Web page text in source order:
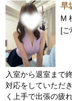
早
M
[ご
入室から退室まで
対応をしていただ
く上手で出張の疲